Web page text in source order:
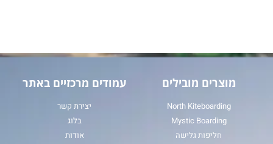
מוצרים מובילים
North Kiteboarding
Mystic Boarding
חליפות גלישה
עמודים מרכזיים באתר
יצירת קשר
בלוג
אודות